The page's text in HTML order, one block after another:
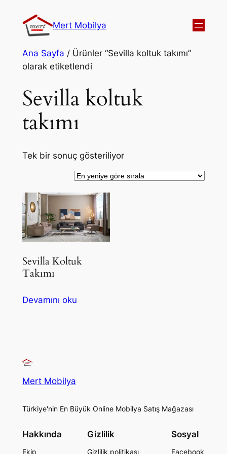
Mert Mobilya
Ana Sayfa / Ürünler “Sevilla koltuk takımı”
olarak etiketlendi
Sevilla koltuk
takımı
Tek bir sonuç gösteriliyor
Sevilla Koltuk
Takımı
Devamını oku
Mert Mobilya
Türkiye'nin En Büyük Online Mobilya Satış Mağazası
Hakkında
Ekip
Gizlilik
Gizlilik politikası
Sosyal
Facebook